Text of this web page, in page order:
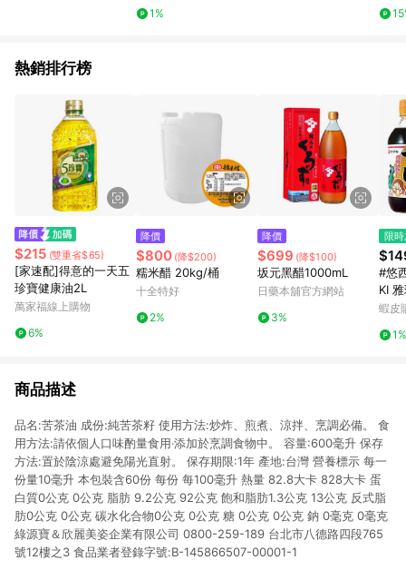
1%
熱銷排行榜
$215 (雙重省$65)
[家速配]得意的一天五
珍寶健康油2L
萬家福線上購物
6%
降價
$800 (降$200)
糯米醋 20kg/桶
十全特好
2%
降價
$699 (降$100)
坂元黑醋1000mL
日藥本舖官方網站
3%
限
#悠
KI
味醬
蝦皮
1%
商品描述
品名:苦茶油 成份:純苦茶籽 使用方法:炒炸、煎煮、涼拌、烹調必備。 食
用方法:請依個人口味酌量食用‧添加於烹調食物中。 容量:600毫升 保存
方法:置於陰涼處避免陽光直射。 保存期限:1年 產地:台灣 營養標示 每一
份量10毫升 本包裝含60份 每份 每100毫升 熱量 82.8大卡 828大卡 蛋
白質0公克 0公克 脂肪 9.2公克 92公克 飽和脂肪1.3公克 13公克 反式脂
肪0公克 0公克 碳水化合物0公克 0公克 糖 0公克 0公克 鈉 0毫克 0毫克
綠源寶＆欣麗美姿企業有限公司 0800-259-189 台北市八德路四段765
號12樓之3 食品業者登錄字號:B-145866507-00001-1